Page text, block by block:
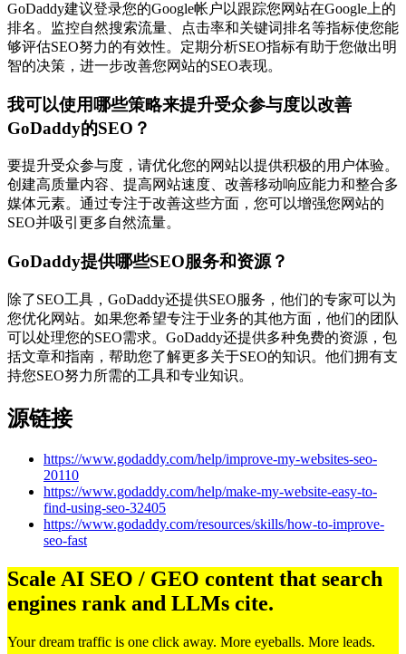
GoDaddy建议登录您的Google帐户以跟踪您网站在Google上的
排名。监控自然搜索流量、点击率和关键词排名等指标使您能
够评估SEO努力的有效性。定期分析SEO指标有助于您做出明
智的决策，进一步改善您网站的SEO表现。
我可以使用哪些策略来提升受众参与度以改善
GoDaddy的SEO？
要提升受众参与度，请优化您的网站以提供积极的用户体验。
创建高质量内容、提高网站速度、改善移动响应能力和整合多
媒体元素。通过专注于改善这些方面，您可以增强您网站的
SEO并吸引更多自然流量。
GoDaddy提供哪些SEO服务和资源？
除了SEO工具，GoDaddy还提供SEO服务，他们的专家可以为
您优化网站。如果您希望专注于业务的其他方面，他们的团队
可以处理您的SEO需求。GoDaddy还提供多种免费的资源，包
括文章和指南，帮助您了解更多关于SEO的知识。他们拥有支
持您SEO努力所需的工具和专业知识。
源链接
https://www.godaddy.com/help/improve-my-websites-seo-
20110
https://www.godaddy.com/help/make-my-website-easy-to-
find-using-seo-32405
https://www.godaddy.com/resources/skills/how-to-improve-
seo-fast
Scale AI SEO / GEO content that search
engines rank and LLMs cite.
Your dream traffic is one click away. More eyeballs. More leads.